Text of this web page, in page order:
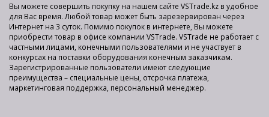
Вы можете совершить покупку на нашем сайте VSTrade.kz в удобное
для Вас время. Любой товар может быть зарезервирован через
Интернет на 3 суток. Помимо покупок в интернете, Вы можете
приобрести товар в офисе компании VSTrade. VSTrade не работает с
частными лицами, конечными пользователями и не участвует в
конкурсах на поставки оборудования конечным заказчикам.
Зарегистрированные пользователи имеют следующие
преимущества – специальные цены, отсрочка платежа,
маркетинговая поддержка, персональный менеджер.